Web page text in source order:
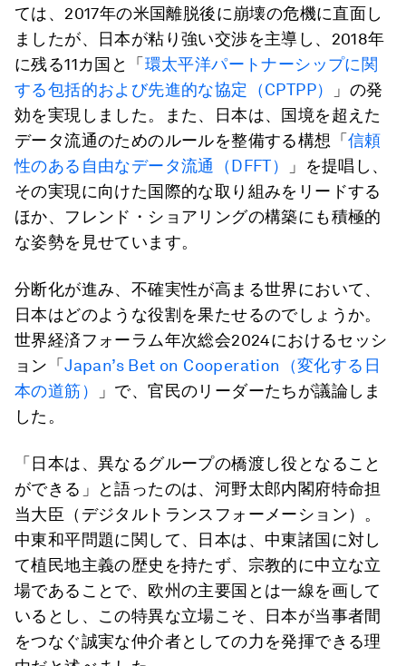
ては、2017年の米国離脱後に崩壊の危機に直面し
ましたが、日本が粘り強い交渉を主導し、2018年
に残る11カ国と「 環太平洋パートナーシップに関
する包括的および先進的な協定（CPTPP）
」の発
効を実現しました。また、日本は、国境を超えた
データ流通のためのルールを整備する構想「 信頼
性のある自由なデータ流通（DFFT）
」を提唱し、
その実現に向けた国際的な取り組みをリードする
ほか、フレンド・ショアリングの構築にも積極的
な姿勢を見せています。
分断化が進み、不確実性が高まる世界において、
日本はどのような役割を果たせるのでしょうか。
世界経済フォーラム年次総会2024におけるセッシ
ョン「Japan’s Bet on Cooperation（変化する日
本の道筋）
」で、官民のリーダーたちが議論しま
した。
「日本は、異なるグループの橋渡し役となること
ができる」と語ったのは、河野太郎内閣府特命担
当大臣（デジタルトランスフォーメーション）。
中東和平問題に関して、日本は、中東諸国に対し
て植民地主義の歴史を持たず、宗教的に中立な立
場であることで、欧州の主要国とは一線を画して
いるとし、この特異な立場こそ、日本が当事者間
をつなぐ誠実な仲介者としての力を発揮できる理